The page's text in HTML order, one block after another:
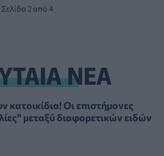
Σελίδα 2 από 4
ΝΕΑ
κατοικίδια! Οι επιστήμονες
μεταξύ διαφορετικών ειδών